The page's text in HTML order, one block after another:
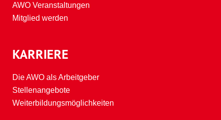
AWO Veranstaltungen
Mitglied werden
KARRIERE
Die AWO als Arbeitgeber
Stellenangebote
Weiterbildungsmöglichkeiten